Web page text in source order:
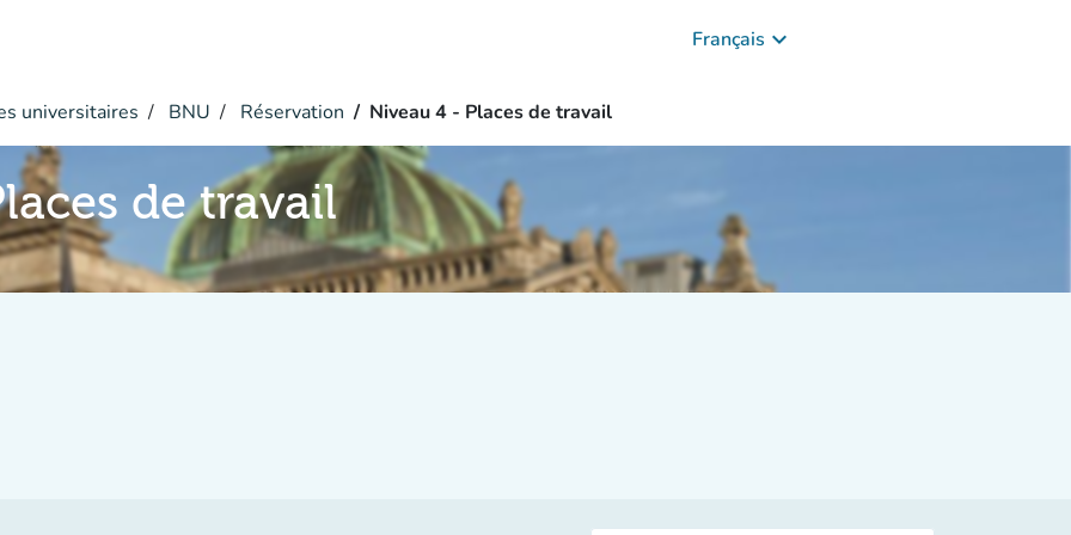
Français keyboard_arrow_down
universitaires BNU Réservation Niveau 4 - Places de travail
de travail